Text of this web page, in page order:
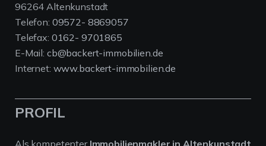
96264 Altenkunstadt
Telefon: 09572- 8869057
Telefax: 0162- 9701865
E-Mail: cb@backert-immobilien.de
Internet: www.backert-immobilien.de
PROFIL